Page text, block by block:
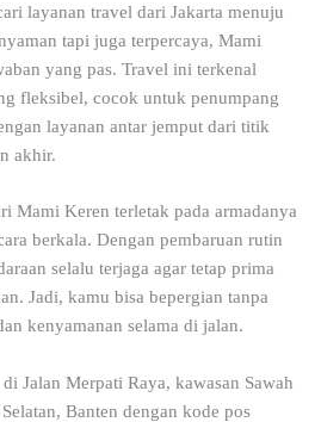
layanan travel dari Jakarta menuju
tapi juga terpercaya, Mami
yang pas. Travel ini terkenal
fleksibel, cocok untuk penumpang
layanan antar jemput dari titik
akhir.
Mami Keren terletak pada armadanya
berkala. Dengan pembaruan rutin
selalu terjaga agar tetap prima
Jadi, kamu bisa bepergian tanpa
kenyamanan selama di jalan.
Jalan Merpati Raya, kawasan Sawah
Banten dengan kode pos